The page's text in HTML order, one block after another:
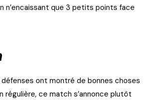
n’encaissant que 3 petits points face
défenses ont montré de bonnes choses
régulière, ce match s’annonce plutôt